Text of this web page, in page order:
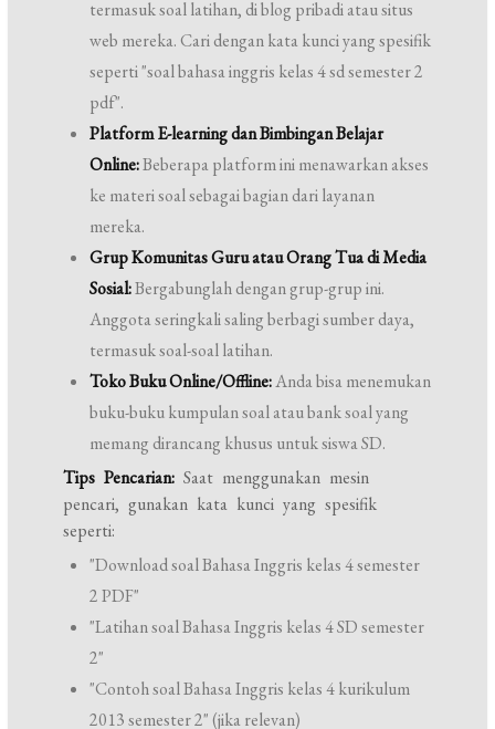
termasuk soal latihan, di blog pribadi atau situs
web mereka. Cari dengan kata kunci yang spesifik
seperti "soal bahasa inggris kelas 4 sd semester 2
pdf".
Platform E-learning dan Bimbingan Belajar
Online:Beberapa platform ini menawarkan akses
ke materi soal sebagai bagian dari layanan
mereka.
Grup Komunitas Guru atau Orang Tua di Media
Sosial:Bergabunglah dengan grup-grup ini.
Anggota seringkali saling berbagi sumber daya,
termasuk soal-soal latihan.
Toko Buku Online/Offline:Anda bisa menemukan
buku-buku kumpulan soal atau bank soal yang
memang dirancang khusus untuk siswa SD.
Tips Pencarian: Saat menggunakan mesin
pencari, gunakan kata kunci yang spesifik
seperti:
"Download soal Bahasa Inggris kelas 4 semester
2 PDF"
"Latihan soal Bahasa Inggris kelas 4 SD semester
2"
"Contoh soal Bahasa Inggris kelas 4 kurikulum
2013 semester 2" (jika relevan)